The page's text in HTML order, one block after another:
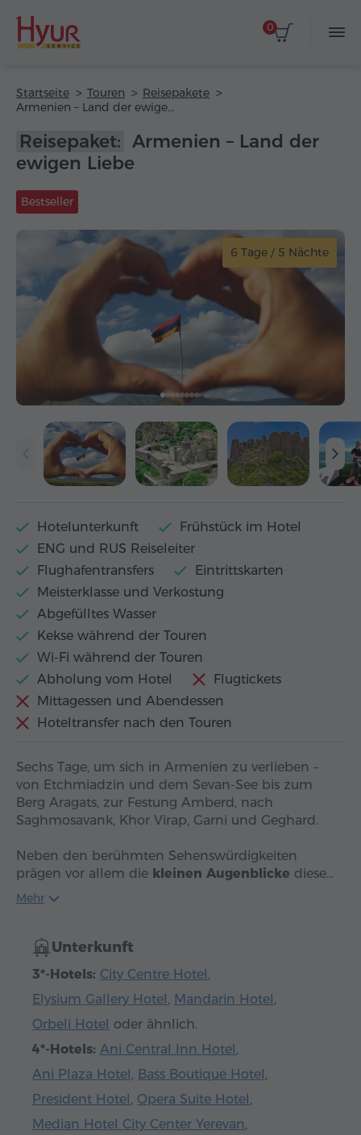
0
Startseite Touren
Reisepakete
Armenien – Land der ewigen Liebe
Reisepaket: Armenien – Land der
ewigen Liebe
Bestseller
6 Tage / 5 Nächte
Hotelunterkunft
Frühstück im Hotel
ENG und RUS Reiseleiter
Flughafentransfers
Eintrittskarten
Meisterklasse und Verkostung
Abgefülltes Wasser
Kekse während der Touren
Wi-Fi während der Touren
Abholung vom Hotel
Flugtickets
Mittagessen und Abendessen
Hoteltransfer nach den Touren
Sechs Tage, um sich in Armenien zu verlieben –
von Etchmiadzin und dem Sevan-See bis zum
Berg Aragats, zur Festung Amberd, nach
Saghmosavank, Khor Virap, Garni und Geghard.
Neben den berühmten Sehenswürdigkeiten
prägen vor allem die kleinen Augenblicke diese…
Mehr
Unterkunft
3*-Hotels: City Centre Hotel ,
Elysium Gallery Hotel , Mandarin Hotel ,
Orbeli Hotel oder ähnlich.
4*-Hotels: Ani Central Inn Hotel ,
Ani Plaza Hotel , Bass Boutique Hotel ,
President Hotel , Opera Suite Hotel ,
Median Hotel City Center Yerevan,